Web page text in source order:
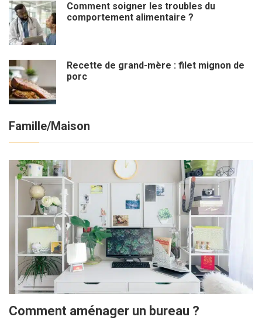
Comment soigner les troubles du
comportement alimentaire ?
Recette de grand-mère : filet mignon de
porc
Famille/Maison
Comment aménager un bureau ?